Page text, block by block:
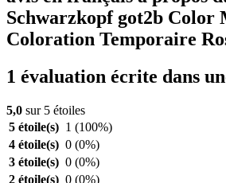
Schwarzkopf got2b Color
Coloration Temporaire
1 évaluation écrite dans
5,0 sur 5 étoiles
5 étoile(s) 1 (100%)
4 étoile(s) 0 (0%)
3 étoile(s) 0 (0%)
2 étoile(s) 0 (0%)